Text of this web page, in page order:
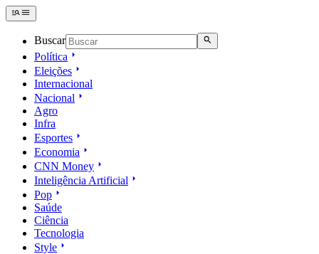
Buscar
Política
Eleições
Internacional
Nacional
Agro
Infra
Esportes
Economia
CNN Money
Inteligência Artificial
Pop
Saúde
Ciência
Tecnologia
Style